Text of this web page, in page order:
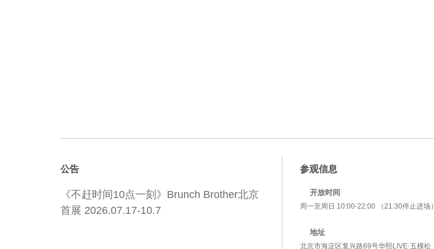
公告
《不赶时间10点一刻》Brunch Brother北京
首展 2026.07.17-10.7
参观信息
开放时间
周一至周日 10:00-22:00 （21:30停止进场）
地址
北京市海淀区复兴路69号华熙LIVE·五棵松